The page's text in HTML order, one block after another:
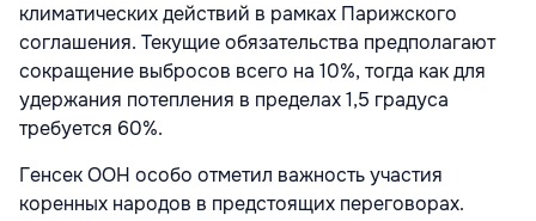
климатических действий в рамках Парижского
соглашения. Текущие обязательства предполагают
сокращение выбросов всего на 10%, тогда как для
удержания потепления в пределах 1,5 градуса
требуется 60%.
Генсек ООН особо отметил важность участия
коренных народов в предстоящих переговорах.